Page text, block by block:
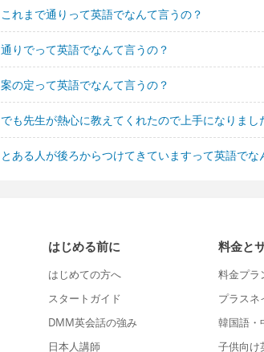
これまで通りって英語でなんて言うの？
通りでって英語でなんて言うの？
案の定って英語でなんて言うの？
でも先生が熱心に教えてくれたので上手になりま
とある人が後ろからつけてきていますって英語でな
はじめる前に
はじめての方へ
スタートガイド
DMM英会話の強み
日本人講師
料金と
料金プラ
プラスネ
韓国語・
子供向け